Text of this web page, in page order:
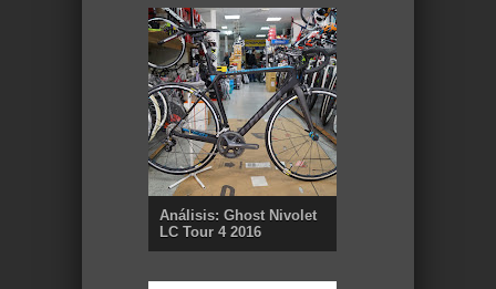
Análisis: Ghost Nivolet
LC Tour 4 2016